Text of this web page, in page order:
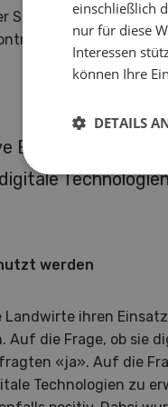
Software und
Einstellung
werden
Landwirte ihren
die Frage, ob sie
«ja». Auf die
Technologien zu
einschließlich
nur für diese
Interessen
können Ihre
DETAILS